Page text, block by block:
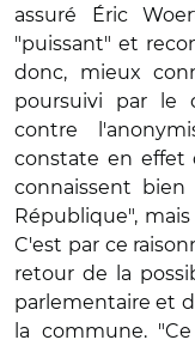
assuré Éric
"puissant" et
donc, mieux
poursuivi par le
contre
constate en effet
connaissent
République",
C'est par ce
retour de la
parlementaire et
la commune.